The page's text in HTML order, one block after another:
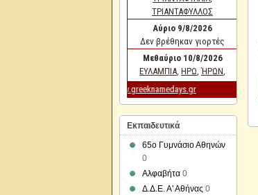
Εκπαιδευτικά
65ο Γυμνάσιο Αθηνών
0
Αλφαβήτα 0
Δ.Δ.Ε. Α' Αθήνας 0